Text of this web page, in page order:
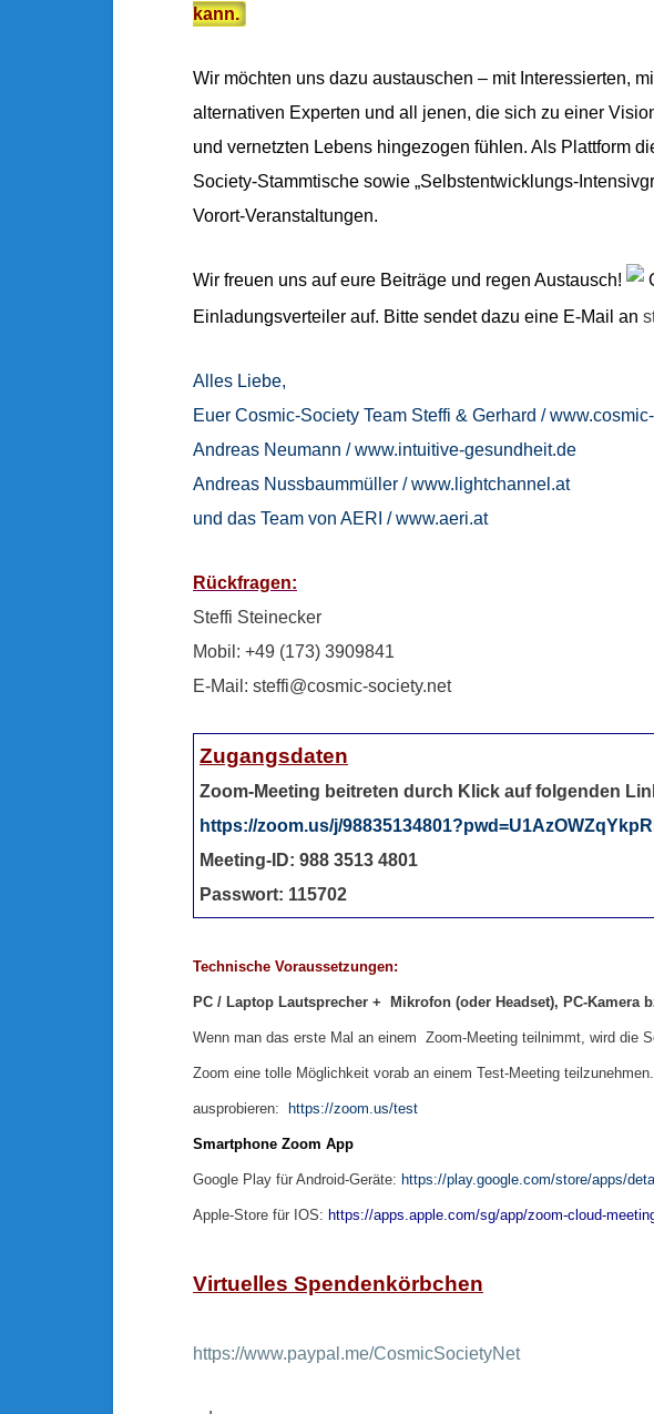
kann.
Wir möchten uns dazu austauschen – mit Interessierten,
alternativen Experten und all jenen, die sich zu einer
und vernetzten Lebens hingezogen fühlen. Als Plattform
Society-Stammtische sowie „Selbstentwicklungs-
Vorort-Veranstaltungen.
Wir freuen uns auf eure Beiträge und regen Austausch!
Einladungsverteiler auf. Bitte sendet dazu eine E-Mail an
Alles Liebe,
Euer Cosmic-Society Team Steffi & Gerhard /
Andreas Neumann /www.intuitive-gesundheit.de
Andreas Nussbaummüller /www.lightchannel.at
und das Team von AERI /www.aeri.at
Rückfragen:
Steffi Steinecker
Mobil: +49 (173) 3909841
E-Mail: steffi@cosmic-society.net
Zugangsdaten
Zoom-Meeting beitreten durch Klick auf folgenden
https://zoom.us/j/
Meeting-ID: 988 3513 4801
Passwort: 115702
Technische Voraussetzungen:
PC / Laptop Lautsprecher + Mikrofon (oder Headset), PC-Kamera
Wenn man das erste Mal an einem Zoom-Meeting teilnimmt, wird die
Zoom eine tolle Möglichkeit vorab an einem Test-Meeting
ausprobieren: https://zoom.us/test
Smartphone Zoom App
Google Play für Android-Geräte: https://play.google.com/store/apps/
Apple-Store für IOS: https://apps.apple.com/sg/app/zoom-cloud-
Virtuelles Spendenkörbchen
https://www.paypal.me/CosmicSocietyNet